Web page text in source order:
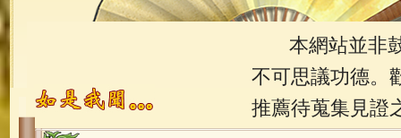
本網站並非鼓
不可思議功德。
推薦待蒐集見證